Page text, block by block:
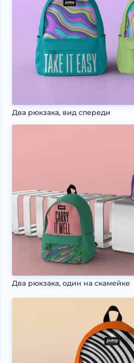
Два рюкзака, вид спереди
Два рюкзака, один на скамейке